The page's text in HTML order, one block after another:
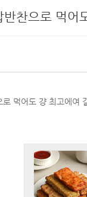
찬으로 먹어
먹어도 걍 최고에여